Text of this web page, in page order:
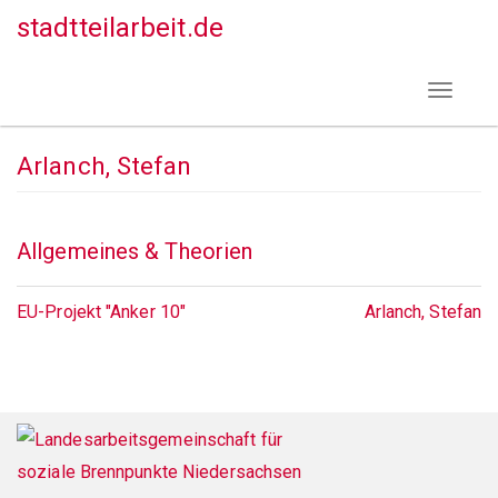
Direkt
stadtteilarbeit.de
Toggle
Arlanch, Stefan
Allgemeines & Theorien
EU-Projekt "Anker 10" Arlanch, Stefan
Footer
menu